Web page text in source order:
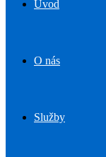
Úvod
O nás
Služby